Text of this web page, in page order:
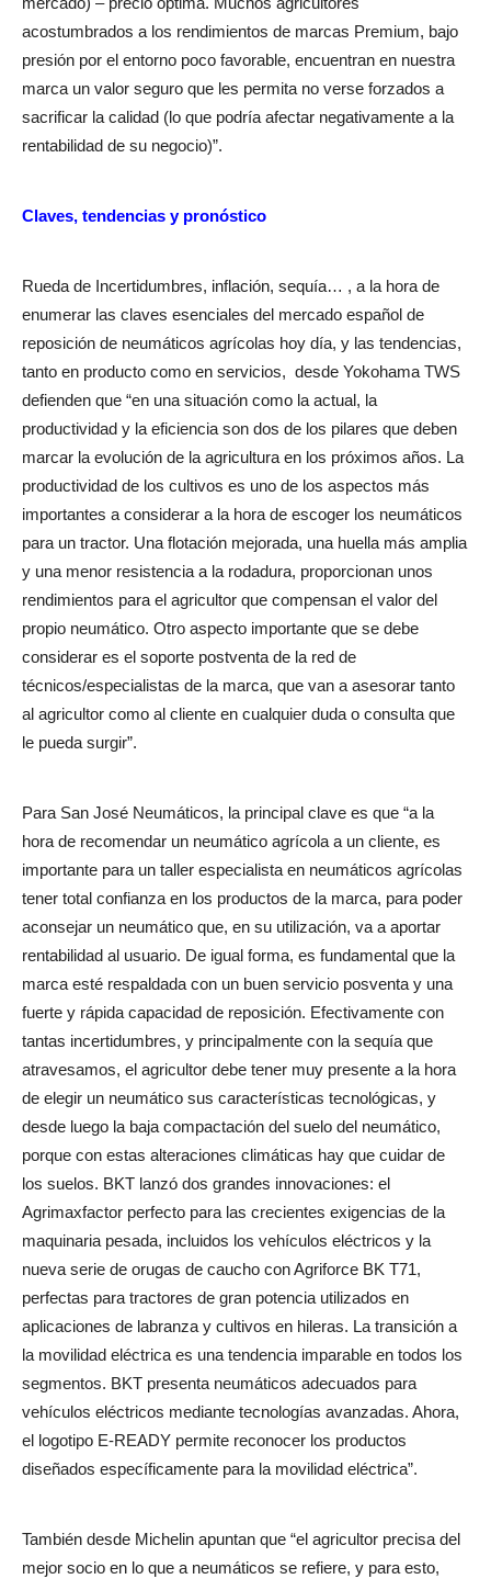
acostumbrados a los rendimientos de marcas Premium, bajo
presión por el entorno poco favorable, encuentran en nuestra
marca un valor seguro que les permita no verse forzados a
sacrificar la calidad (lo que podría afectar negativamente a la
rentabilidad de su negocio)”.
Claves, tendencias y pronóstico
Rueda de Incertidumbres, inflación, sequía… , a la hora de
enumerar las claves esenciales del mercado español de
reposición de neumáticos agrícolas hoy día, y las tendencias,
tanto en producto como en servicios, desde Yokohama TWS
defienden que “en una situación como la actual, la
productividad y la eficiencia son dos de los pilares que deben
marcar la evolución de la agricultura en los próximos años. La
productividad de los cultivos es uno de los aspectos más
importantes a considerar a la hora de escoger los neumáticos
para un tractor. Una flotación mejorada, una huella más amplia
y una menor resistencia a la rodadura, proporcionan unos
rendimientos para el agricultor que compensan el valor del
propio neumático. Otro aspecto importante que se debe
considerar es el soporte postventa de la red de
técnicos/especialistas de la marca, que van a asesorar tanto
al agricultor como al cliente en cualquier duda o consulta que
le pueda surgir”.
Para San José Neumáticos, la principal clave es que “a la
hora de recomendar un neumático agrícola a un cliente, es
importante para un taller especialista en neumáticos agrícolas
tener total confianza en los productos de la marca, para poder
aconsejar un neumático que, en su utilización, va a aportar
rentabilidad al usuario. De igual forma, es fundamental que la
marca esté respaldada con un buen servicio posventa y una
fuerte y rápida capacidad de reposición. Efectivamente con
tantas incertidumbres, y principalmente con la sequía que
atravesamos, el agricultor debe tener muy presente a la hora
de elegir un neumático sus características tecnológicas, y
desde luego la baja compactación del suelo del neumático,
porque con estas alteraciones climáticas hay que cuidar de
los suelos. BKT lanzó dos grandes innovaciones: el
Agrimaxfactor perfecto para las crecientes exigencias de la
maquinaria pesada, incluidos los vehículos eléctricos y la
nueva serie de orugas de caucho con Agriforce BK T71,
perfectas para tractores de gran potencia utilizados en
aplicaciones de labranza y cultivos en hileras. La transición a
la movilidad eléctrica es una tendencia imparable en todos los
segmentos. BKT presenta neumáticos adecuados para
vehículos eléctricos mediante tecnologías avanzadas. Ahora,
el logotipo E-READY permite reconocer los productos
diseñados específicamente para la movilidad eléctrica”.
También desde Michelin apuntan que “el agricultor precisa del
mejor socio en lo que a neumáticos se refiere, y para esto,